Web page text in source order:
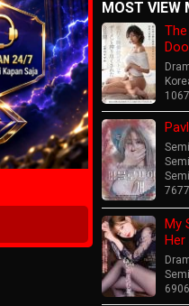
4 Wait Time
MOST VIEW
Semi
My
Her